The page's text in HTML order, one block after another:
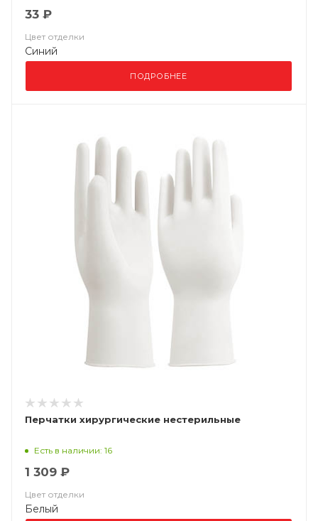
33 ₽
Цвет отделки
Синий
ПОДРОБНЕЕ
Перчатки хирургические нестерильные
Есть в наличии: 16
1 309 ₽
Цвет отделки
Белый